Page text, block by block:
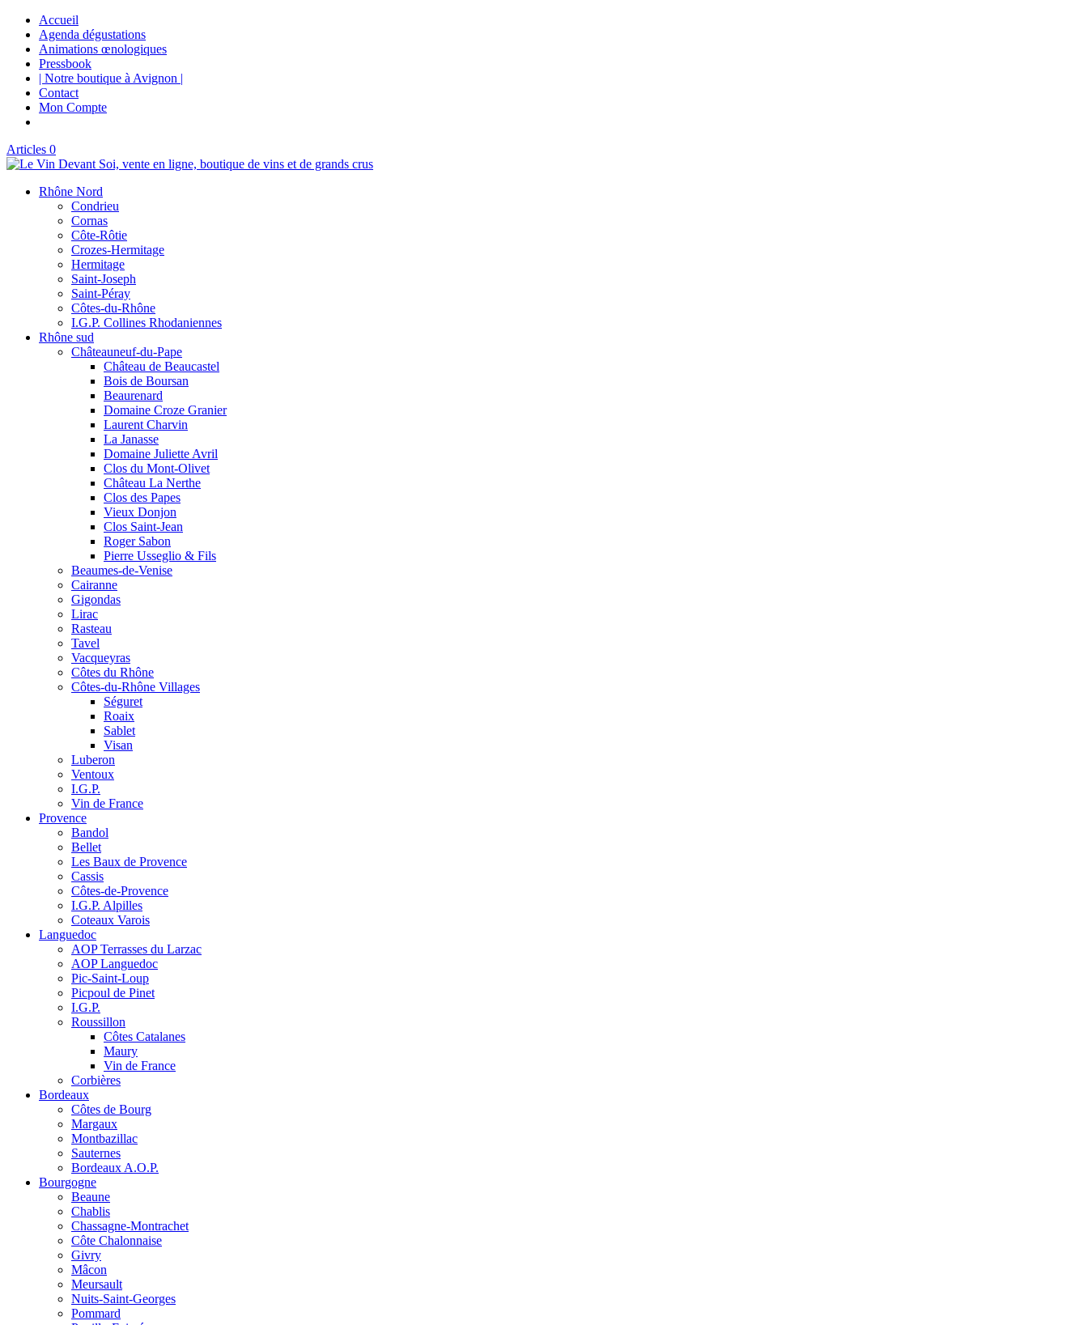
Accueil
Agenda dégustations
Animations œnologiques
Pressbook
| Notre boutique à Avignon |
Contact
Mon Compte
Articles 0
Rhône Nord
Condrieu
Cornas
Côte-Rôtie
Crozes-Hermitage
Hermitage
Saint-Joseph
Saint-Péray
Côtes-du-Rhône
I.G.P. Collines Rhodaniennes
Rhône sud
Châteauneuf-du-Pape
Château de Beaucastel
Bois de Boursan
Beaurenard
Domaine Croze Granier
Laurent Charvin
La Janasse
Domaine Juliette Avril
Clos du Mont-Olivet
Château La Nerthe
Clos des Papes
Vieux Donjon
Clos Saint-Jean
Roger Sabon
Pierre Usseglio & Fils
Beaumes-de-Venise
Cairanne
Gigondas
Lirac
Rasteau
Tavel
Vacqueyras
Côtes du Rhône
Côtes-du-Rhône Villages
Séguret
Roaix
Sablet
Visan
Luberon
Ventoux
I.G.P.
Vin de France
Provence
Bandol
Bellet
Les Baux de Provence
Cassis
Côtes-de-Provence
I.G.P. Alpilles
Coteaux Varois
Languedoc
AOP Terrasses du Larzac
AOP Languedoc
Pic-Saint-Loup
Picpoul de Pinet
I.G.P.
Roussillon
Côtes Catalanes
Maury
Vin de France
Corbières
Bordeaux
Côtes de Bourg
Margaux
Montbazillac
Sauternes
Bordeaux A.O.P.
Bourgogne
Beaune
Chablis
Chassagne-Montrachet
Côte Chalonnaise
Givry
Mâcon
Meursault
Nuits-Saint-Georges
Pommard